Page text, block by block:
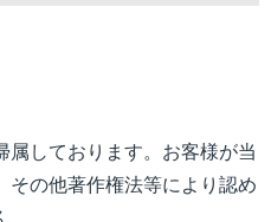
しております。お客様が当
その他著作権法等により認め